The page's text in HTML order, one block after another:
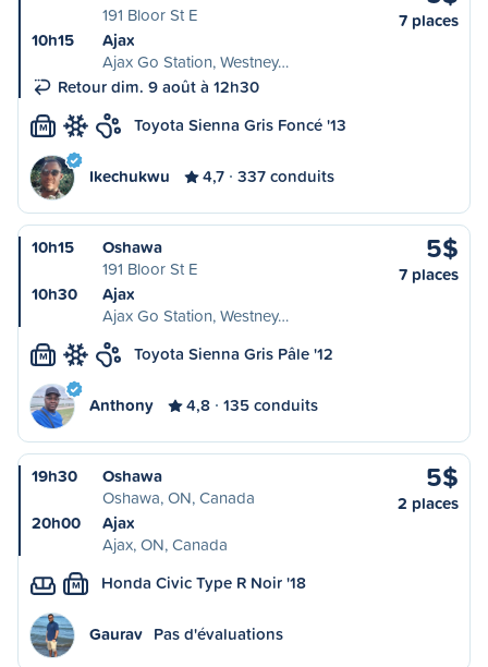
191 Bloor St E
10h15
Ajax
Ajax Go Station, Westney…
Retour dim. 9 août à 12h30
7 places
M Toyota Sienna Gris Foncé '13
Ikechukwu 4,7 337 conduits
10h15
Oshawa
191 Bloor St E
10h30
Ajax
Ajax Go Station, Westney…
5$
7 places
M Toyota Sienna Gris Pâle '12
Anthony 4,8 135 conduits
19h30
Oshawa
Oshawa, ON, Canada
20h00
Ajax
Ajax, ON, Canada
5$
2 places
M Honda Civic Type R Noir '18
Gaurav Pas d'évaluations